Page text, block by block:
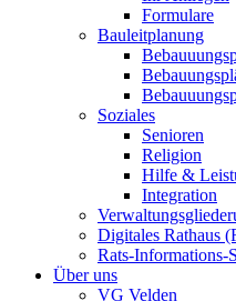
Formulare
Bauleitplanung
Soziales
Senioren
Religion
Hilfe &
Integration
Digitales Rathaus
Rats-Informations-
Über uns
VG Velden